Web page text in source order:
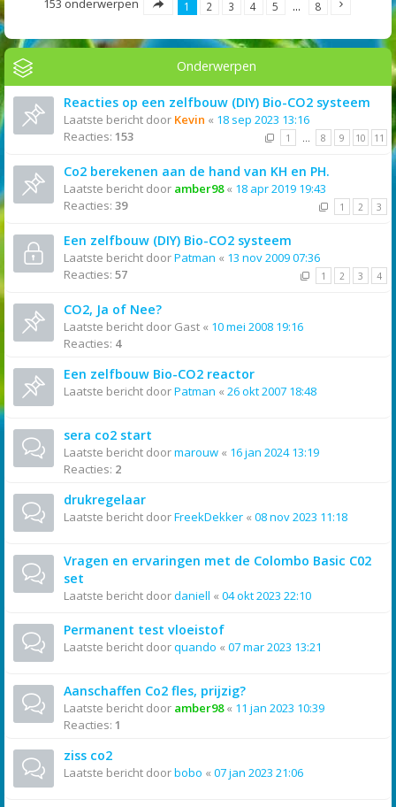
153 onderwerpen 1 2 3 4 5 … 8
Onderwerpen
Reacties op een zelfbouw (DIY) Bio-CO2 systeem
Laatste bericht door Kevin « 18 sep 2023 13:16
Reacties: 153 1 … 8 9 10 11
Co2 berekenen aan de hand van KH en PH.
Laatste bericht door amber98« 18 apr 2019 19:43
Reacties: 39 1 2 3
Een zelfbouw (DIY) Bio-CO2 systeem
Laatste bericht doorPatman « 13 nov 2009 07:36
Reacties: 57 1 2 3 4
CO2, Ja of Nee?
Laatste bericht door Gast « 10 mei 2008 19:16
Reacties: 4
Een zelfbouw Bio-CO2 reactor
Laatste bericht doorPatman « 26 okt 2007 18:48
sera co2 start
Laatste bericht doormarouw « 16 jan 2024 13:19
Reacties: 2
drukregelaar
Laatste bericht doorFreekDekker « 08 nov 2023 11:18
Vragen en ervaringen met de Colombo Basic C02
set
Laatste bericht doordaniell « 04 okt 2023 22:10
Permanent test vloeistof
Laatste bericht doorquando « 07 mar 2023 13:21
Aanschaffen Co2 fles, prijzig?
Laatste bericht door amber98« 11 jan 2023 10:39
Reacties: 1
ziss co2
Laatste bericht doorbobo « 07 jan 2023 21:06